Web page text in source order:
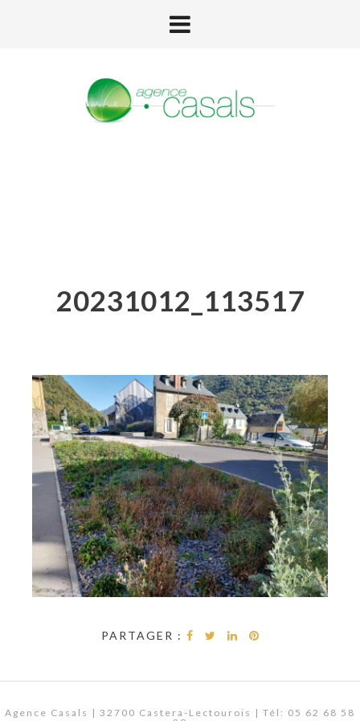
20231012_113517
PARTAGER :
Agence Casals | 32700 Castera-Lectourois | Tél: 05 62 68 58